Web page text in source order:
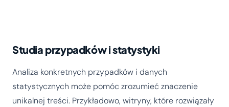
Studia przypadków i statystyki
Analiza konkretnych przypadków i danych
statystycznych może pomóc zrozumieć znaczenie
unikalnej treści. Przykładowo, witryny, które rozwiązały